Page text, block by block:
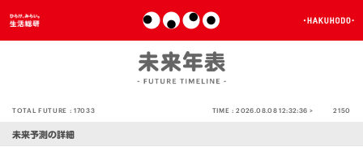
TOTAL FUTURE :17033 TIME :2026.08.08 12:32:36 > 2150
未来予測の詳細